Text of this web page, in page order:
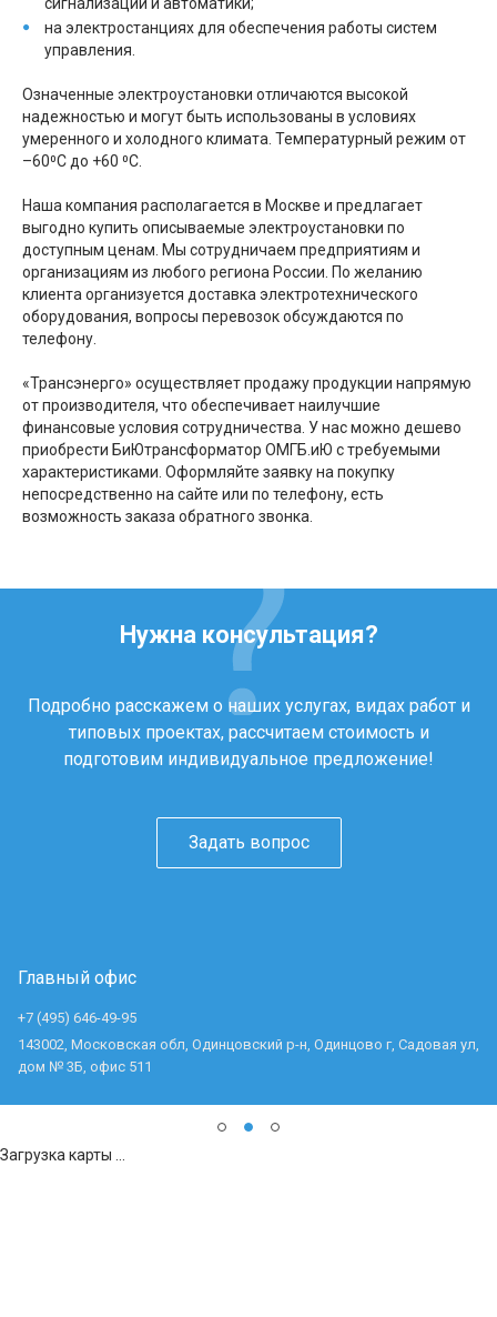
сигнализации и автоматики;
на электростанциях для обеспечения работы систем
управления.
Означенные электроустановки отличаются высокой
надежностью и могут быть использованы в условиях
умеренного и холодного климата. Температурный режим от
–60⁰C до +60 ⁰C.
Наша компания располагается в Москве и предлагает
выгодно купить описываемые электроустановки по
доступным ценам. Мы сотрудничаем предприятиям и
организациям из любого региона России. По желанию
клиента организуется доставка электротехнического
оборудования, вопросы перевозок обсуждаются по
телефону.
«Трансэнерго» осуществляет продажу продукции напрямую
от производителя, что обеспечивает наилучшие
финансовые условия сотрудничества. У нас можно дешево
приобрести БиЮтрансформатор ОМГБ.иЮ с требуемыми
характеристиками. Оформляйте заявку на покупку
непосредственно на сайте или по телефону, есть
возможность заказа обратного звонка.
Нужна консультация?
Подробно расскажем о наших услугах, видах работ и
типовых проектах, рассчитаем стоимость и
подготовим индивидуальное предложение!
Задать вопрос
Главный офис
+7 (495) 646-49-95
143002, Московская обл, Одинцовский р-н, Одинцово г, Садовая ул,
дом № 3Б, офис 511
Загрузка карты ...